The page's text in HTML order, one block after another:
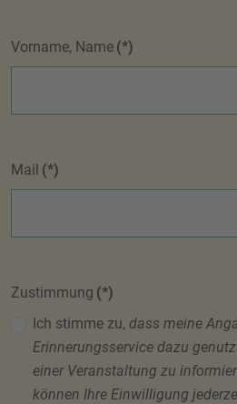
Vorname, Name (*)
Mail (*)
Zustimmung (*)
Ich stimme zu, dass meine
Erinnerungsservice dazu
einer Veranstaltung zu
können Ihre Einwilligung